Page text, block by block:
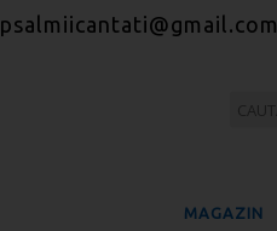
psalmiicantati@gmail.com
MAGAZIN